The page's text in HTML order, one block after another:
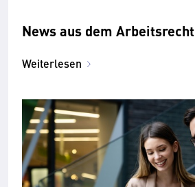
News aus dem Arbeitsrecht
Weiterlesen